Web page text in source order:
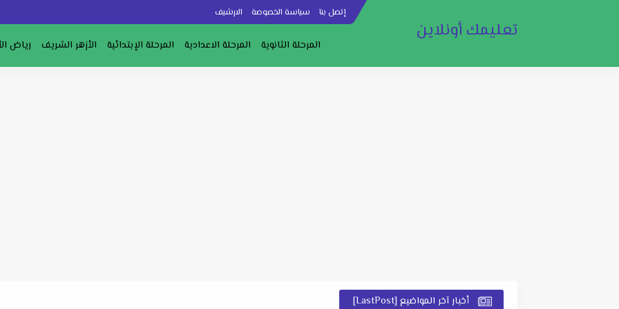
إتصل بنا سياسة الخصوصة الارشيف
تعليمك أونلاين
المرحلة الثانوية المرحلة الاعدادية المرحلة الإبتدائية الأزهر الشريف رياض
أخبار آخر المواضيع [LastPost]